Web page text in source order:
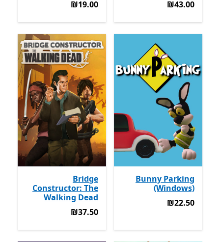
‪₪43.00‬
‪₪43.00‬
‪₪19.00‬
‪₪19.00‬
Bunny Parking
(Windows)
‪₪22.50‬
‪₪22.50‬
Bridge
Constructor: The
Walking Dead
‪₪37.50‬
‪₪37.50‬